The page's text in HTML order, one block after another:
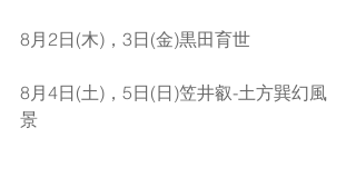
8月2日(木)，3日(金)黒田育世
8月4日(土)，5日(日)笠井叡-土方巽幻風
景